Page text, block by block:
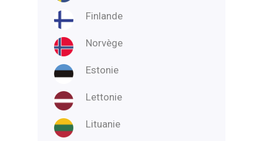
Finlande
Norvège
Estonie
Lettonie
Lituanie